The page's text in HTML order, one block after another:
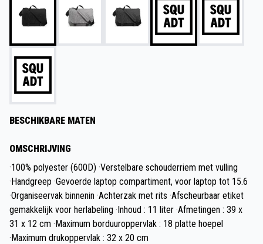
BESCHIKBARE MATEN
OMSCHRIJVING
·100% polyester (600D) ·Verstelbare schouderriem met vulling
·Handgreep ·Gevoerde laptop compartiment, voor laptop tot 15.6
·Organiseervak binnenin ·Achterzak met rits ·Afscheurbaar etiket
gemakkelijk voor herlabeling ·Inhoud : 11 liter ·Afmetingen : 39 x
31 x 12 cm ·Maximum borduuroppervlak : 18 platte hoepel
·Maximum drukoppervlak : 32 x 20 cm